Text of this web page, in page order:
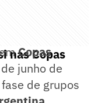
nas Copas
Copas
junho de
de grupos